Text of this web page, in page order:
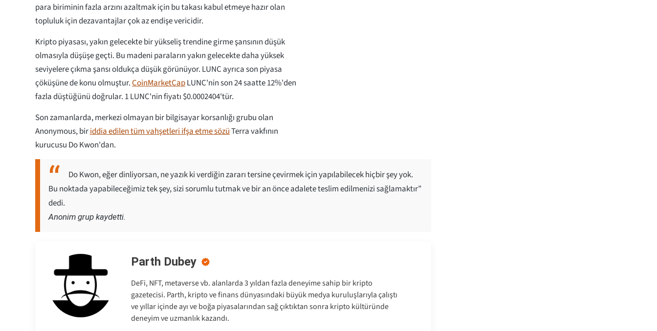
para biriminin fazla arzını azaltmak için bu takası kabul etmeye hazır olan
topluluk için dezavantajlar çok az endişe vericidir.
Kripto piyasası, yakın gelecekte bir yükseliş trendine girme şansının düşük
olmasıyla düşüşe geçti. Bu madeni paraların yakın gelecekte daha yüksek
seviyelere çıkma şansı oldukça düşük görünüyor. LUNC ayrıca son piyasa
çöküşüne de konu olmuştur.CoinMarketCapLUNC'nin son 24 saatte 12%'den
fazla düştüğünü doğrular. 1 LUNC'nin fiyatı $0.0002404'tür.
Son zamanlarda, merkezi olmayan bir bilgisayar korsanlığı grubu olan
Anonymous, biriddia edilen tüm vahşetleri ifşa etme sözüTerra vakfının
kurucusu Do Kwon'dan.
Do Kwon, eğer dinliyorsan, ne yazık ki verdiğin zararı tersine çevirmek için yapılabilecek hiçbir şey yok.
Bu noktada yapabileceğimiz tek şey, sizi sorumlu tutmak ve bir an önce adalete teslim edilmenizi sağlamaktır”
dedi.
Anonim grup kaydetti.
Parth Dubey
DeFi, NFT, metaverse vb. alanlarda 3 yıldan fazla deneyime sahip bir kripto
gazetecisi. Parth, kripto ve finans dünyasındaki büyük medya kuruluşlarıyla çalıştı
ve yıllar içinde ayı ve boğa piyasalarından sağ çıktıktan sonra kripto kültüründe
deneyim ve uzmanlık kazandı.